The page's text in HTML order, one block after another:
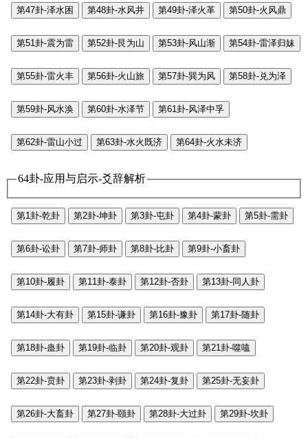
第47卦-泽水困 第48卦-水风井 第49卦-泽火革 第50卦-火风鼎
第51卦-震为雷 第52卦-艮为山 第53卦-风山渐 第54卦-雷泽归妹
第55卦-雷火丰 第56卦-火山旅 第57卦-巽为风 第58卦-兑为泽
第59卦-风水涣 第60卦-水泽节 第61卦-风泽中孚
第62卦-雷山小过 第63卦-水火既济 第64卦-火水未济
64卦-应用与启示-爻辞解析
第1卦-乾卦 第2卦-坤卦 第3卦-屯卦 第4卦-蒙卦 第5卦-需卦
第6卦-讼卦 第7卦-师卦 第8卦-比卦 第9卦-小畜卦
第10卦-履卦 第11卦-泰卦 第12卦-否卦 第13卦-同人卦
第14卦-大有卦 第15卦-谦卦 第16卦-豫卦 第17卦-随卦
第18卦-蛊卦 第19卦-临卦 第20卦-观卦 第21卦-噬嗑
第22卦-贲卦 第23卦-剥卦 第24卦-复卦 第25卦-无妄卦
第26卦-大畜卦 第27卦-颐卦 第28卦-大过卦 第29卦-坎卦